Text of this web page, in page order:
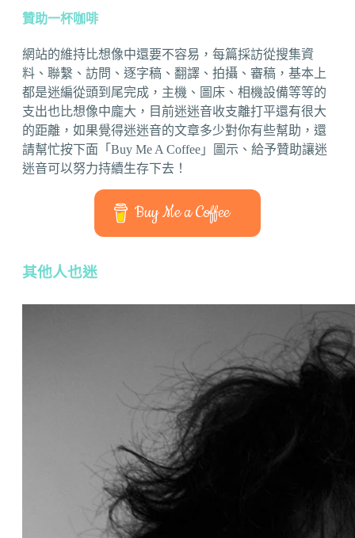
贊助一杯咖啡
網站的維持比想像中還要不容易，每篇採訪從搜集資
料、聯繫、訪問、逐字稿、翻譯、拍攝、審稿，基本上
都是迷編從頭到尾完成，主機、圖床、相機設備等等的
支出也比想像中龐大，目前迷迷音收支離打平還有很大
的距離，如果覺得迷迷音的文章多少對你有些幫助，還
請幫忙按下面「Buy Me A Coffee」圖示、給予贊助讓迷
迷音可以努力持續生存下去！
Buy Me a Coffee
其他人也迷